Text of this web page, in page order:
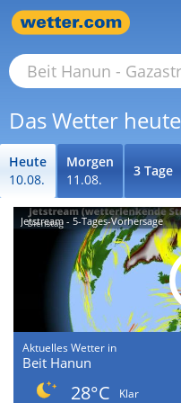
Das Wetter
Heute
10.08.
Morgen
11.08.
3 Tage
Jetstream - 5-Tages-Vorhersage
Aktuelles Wetter in
Beit Hanun
28°C
Klar